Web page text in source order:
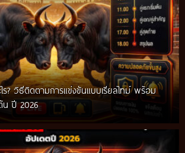
? วิธีติดตามการแข่งขันแบบเรียลไทม์ พร้อม
น ปี 2026